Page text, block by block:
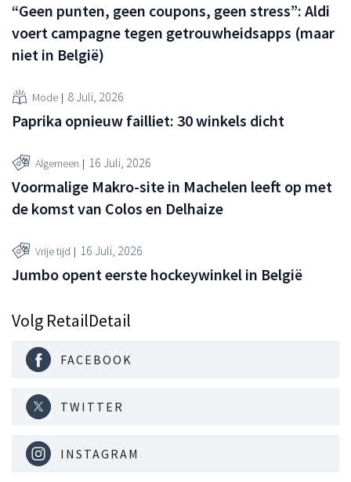
“Geen punten, geen coupons, geen stress”: Aldi
voert campagne tegen getrouwheidsapps (maar
niet in België)
Mode 8 Juli, 2026
Paprika opnieuw failliet: 30 winkels dicht
Algemeen 16 Juli, 2026
Voormalige Makro-site in Machelen leeft op met
de komst van Colos en Delhaize
Vrije tijd 16 Juli, 2026
Jumbo opent eerste hockeywinkel in België
Volg RetailDetail
FACEBOOK
TWITTER
INSTAGRAM